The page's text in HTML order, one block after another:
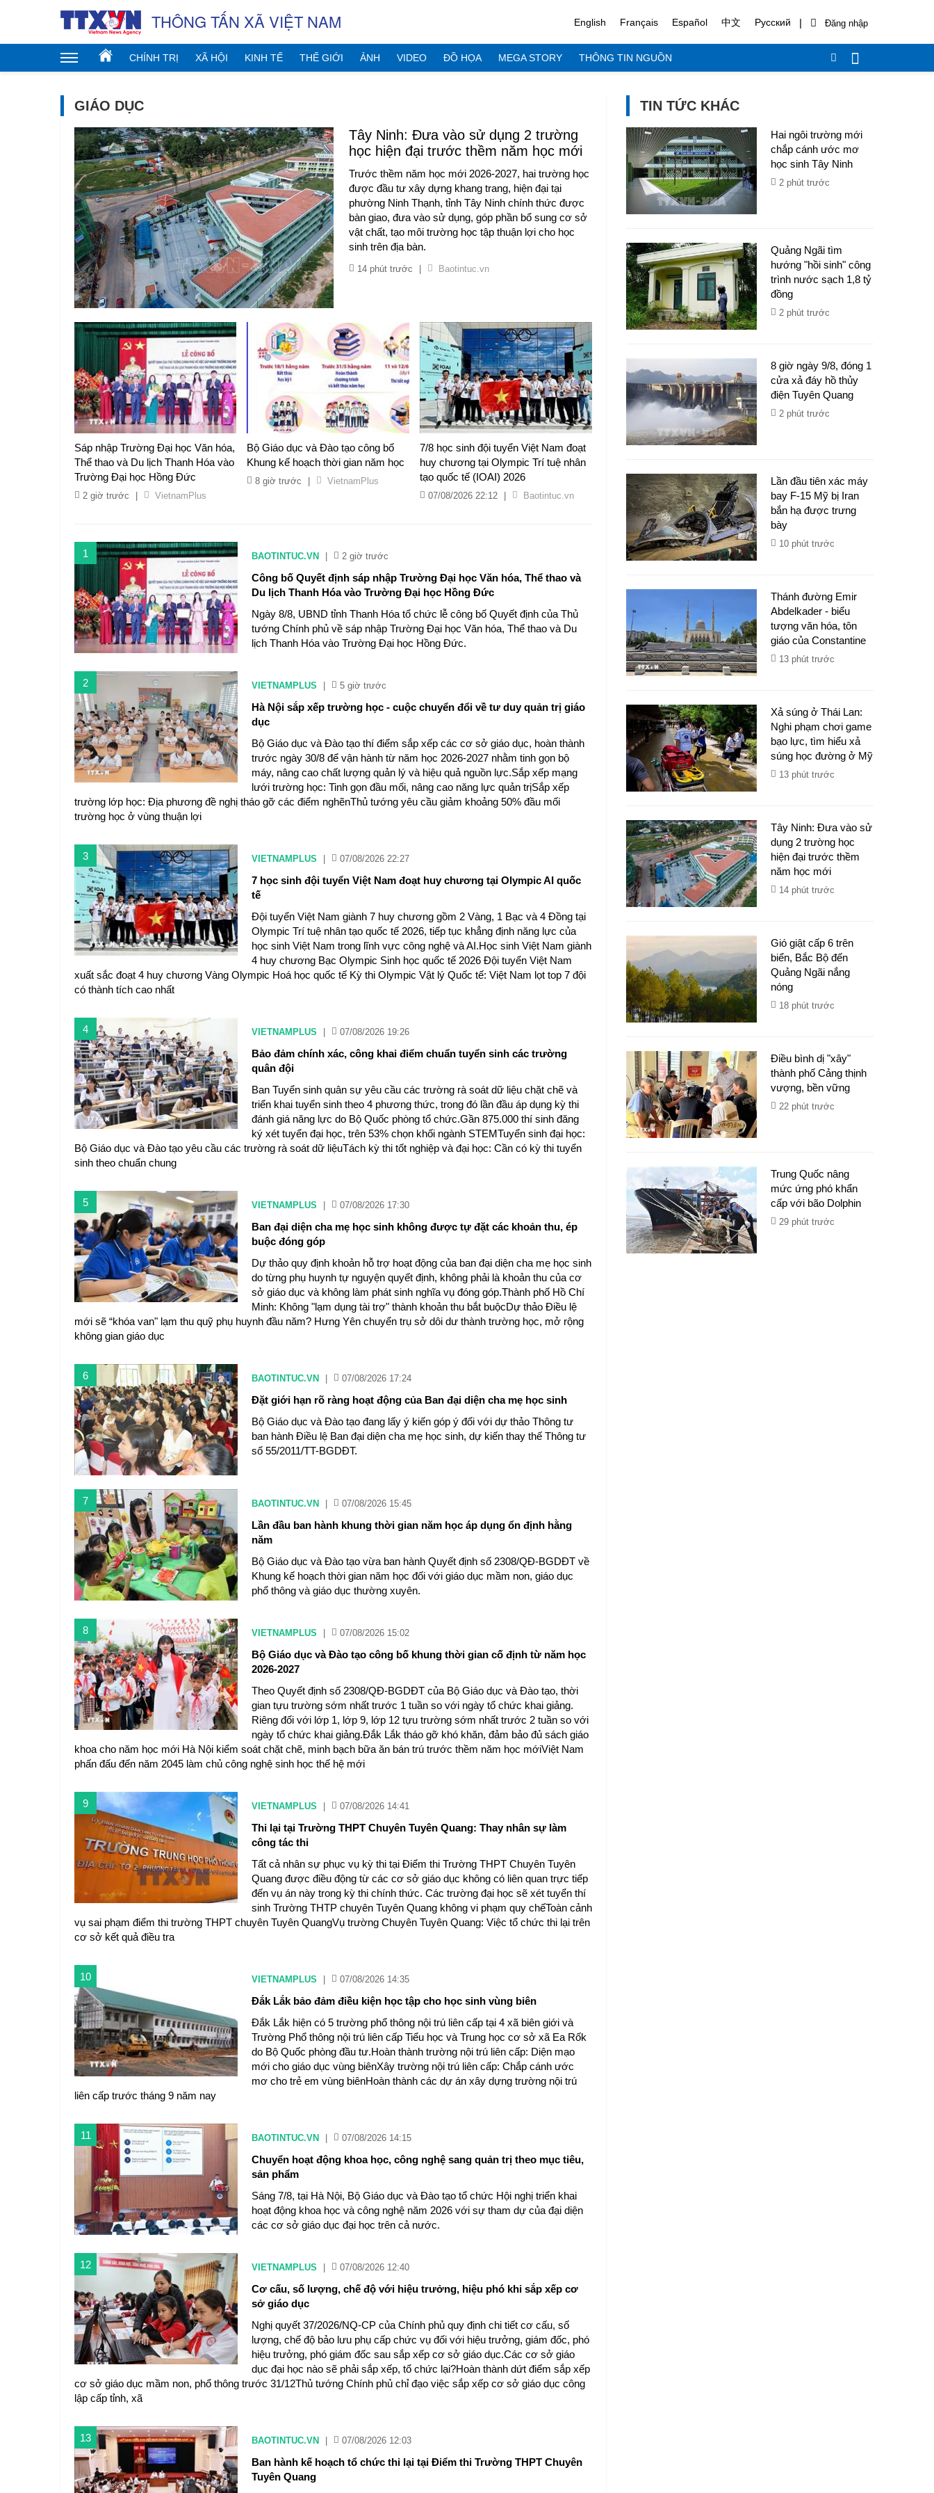
THÔNG TẤN XÃ VIỆT NAM English Français Español 中文 Русский |
CHÍNH TRỊ XÃ HỘI KINH TẾ THẾ GIỚI ẢNH VIDEO ĐỒ HỌA MEGA STORY THÔNG TIN NGUỒN
GIÁO DỤC
Tây Ninh: Đưa vào sử dụng 2 trường
học hiện đại trước thềm năm học mới
Trước thềm năm học mới 2026-2027, hai trường học
được đầu tư xây dựng khang trang, hiện đại tại
phường Ninh Thạnh, tỉnh Tây Ninh chính thức được
bàn giao, đưa vào sử dụng, góp phần bổ sung cơ sở
vật chất, tạo môi trường học tập thuận lợi cho học
sinh trên địa bàn.
14 phút trước Baotintuc.vn
Sáp nhập Trường Đại học Văn hóa,
Thể thao và Du lịch Thanh Hóa vào
Trường Đại học Hồng Đức
2 giờ trước VietnamPlus
Bộ Giáo dục và Đào tạo công bố
Khung kế hoạch thời gian năm học
8 giờ trước VietnamPlus
7/8 học sinh đội tuyển Việt Nam đoạt
huy chương tại Olympic Trí tuệ nhân
tạo quốc tế (IOAI) 2026
07/08/2026 22:12 Baotintuc.vn
1 BAOTINTUC.VN 2 giờ trước
Công bố Quyết định sáp nhập Trường Đại học Văn hóa, Thể thao và
Du lịch Thanh Hóa vào Trường Đại học Hồng Đức
Ngày 8/8, UBND tỉnh Thanh Hóa tổ chức lễ công bố Quyết định của Thủ
tướng Chính phủ về sáp nhập Trường Đại học Văn hóa, Thể thao và Du
lịch Thanh Hóa vào Trường Đại học Hồng Đức.
2 VIETNAMPLUS 5 giờ trước
Hà Nội sắp xếp trường học - cuộc chuyển đổi về tư duy quản trị giáo
dục
Bộ Giáo dục và Đào tạo thí điểm sắp xếp các cơ sở giáo dục, hoàn thành
trước ngày 30/8 để vận hành từ năm học 2026-2027 nhằm tinh gọn bộ
máy, nâng cao chất lượng quản lý và hiệu quả nguồn lực.Sắp xếp mạng
lưới trường học: Tinh gọn đầu mối, nâng cao năng lực quản trịSắp xếp
trường lớp học: Địa phương đề nghị tháo gỡ các điểm nghẽnThủ tướng yêu cầu giảm khoảng 50% đầu mối
trường học ở vùng thuận lợi
3 VIETNAMPLUS 07/08/2026 22:27
7 học sinh đội tuyển Việt Nam đoạt huy chương tại Olympic AI quốc
tế
Đội tuyển Việt Nam giành 7 huy chương gồm 2 Vàng, 1 Bạc và 4 Đồng tại
Olympic Trí tuệ nhân tạo quốc tế 2026, tiếp tục khẳng định năng lực của
học sinh Việt Nam trong lĩnh vực công nghệ và AI.Học sinh Việt Nam giành
4 huy chương Bạc Olympic Sinh học quốc tế 2026 Đội tuyển Việt Nam
xuất sắc đoạt 4 huy chương Vàng Olympic Hoá học quốc tế Kỳ thi Olympic Vật lý Quốc tế: Việt Nam lọt top 7 đội
có thành tích cao nhất
4 VIETNAMPLUS 07/08/2026 19:26
Bảo đảm chính xác, công khai điểm chuẩn tuyển sinh các trường
quân đội
Ban Tuyển sinh quân sự yêu cầu các trường rà soát dữ liệu chặt chẽ và
triển khai tuyển sinh theo 4 phương thức, trong đó lần đầu áp dụng kỳ thi
đánh giá năng lực do Bộ Quốc phòng tổ chức.Gần 875.000 thí sinh đăng
ký xét tuyển đại học, trên 53% chọn khối ngành STEMTuyển sinh đại học:
Bộ Giáo dục và Đào tạo yêu cầu các trường rà soát dữ liệuTách kỳ thi tốt nghiệp và đại học: Cần có kỳ thi tuyển
sinh theo chuẩn chung
5 VIETNAMPLUS 07/08/2026 17:30
Ban đại diện cha mẹ học sinh không được tự đặt các khoản thu, ép
buộc đóng góp
Dự thảo quy định khoản hỗ trợ hoạt động của ban đại diện cha mẹ học sinh
do từng phụ huynh tự nguyện quyết định, không phải là khoản thu của cơ
sở giáo dục và không làm phát sinh nghĩa vụ đóng góp.Thành phố Hồ Chí
Minh: Không "lạm dụng tài trợ" thành khoản thu bắt buộcDự thảo Điều lệ
mới sẽ “khóa van" lạm thu quỹ phụ huynh đầu năm? Hưng Yên chuyển trụ sở dôi dư thành trường học, mở rộng
không gian giáo dục
6 BAOTINTUC.VN 07/08/2026 17:24
Đặt giới hạn rõ ràng hoạt động của Ban đại diện cha mẹ học sinh
Bộ Giáo dục và Đào tạo đang lấy ý kiến góp ý đối với dự thảo Thông tư
ban hành Điều lệ Ban đại diện cha mẹ học sinh, dự kiến thay thế Thông tư
số 55/2011/TT-BGDĐT.
7 BAOTINTUC.VN 07/08/2026 15:45
Lần đầu ban hành khung thời gian năm học áp dụng ổn định hằng
năm
Bộ Giáo dục và Đào tạo vừa ban hành Quyết định số 2308/QĐ-BGDĐT về
Khung kế hoạch thời gian năm học đối với giáo dục mầm non, giáo dục
phổ thông và giáo dục thường xuyên.
8 VIETNAMPLUS 07/08/2026 15:02
Bộ Giáo dục và Đào tạo công bố khung thời gian cố định từ năm học
2026-2027
Theo Quyết định số 2308/QĐ-BGDĐT của Bộ Giáo dục và Đào tạo, thời
gian tựu trường sớm nhất trước 1 tuần so với ngày tổ chức khai giảng.
Riêng đối với lớp 1, lớp 9, lớp 12 tựu trường sớm nhất trước 2 tuần so với
ngày tổ chức khai giảng.Đắk Lắk tháo gỡ khó khăn, đảm bảo đủ sách giáo
khoa cho năm học mới Hà Nội kiểm soát chặt chẽ, minh bạch bữa ăn bán trú trước thềm năm học mớiViệt Nam
phấn đấu đến năm 2045 làm chủ công nghệ sinh học thế hệ mới
9 VIETNAMPLUS 07/08/2026 14:41
Thi lại tại Trường THPT Chuyên Tuyên Quang: Thay nhân sự làm
công tác thi
Tất cả nhân sự phục vụ kỳ thi tại Điểm thi Trường THPT Chuyên Tuyên
Quang được điều động từ các cơ sở giáo dục không có liên quan trực tiếp
đến vụ án này trong kỳ thi chính thức. Các trường đại học sẽ xét tuyển thí
sinh Trường THTP chuyên Tuyên Quang không vi phạm quy chếToàn cảnh
vụ sai phạm điểm thi trường THPT chuyên Tuyên QuangVụ trường Chuyên Tuyên Quang: Việc tổ chức thi lại trên
cơ sở kết quả điều tra
10 VIETNAMPLUS 07/08/2026 14:35
Đắk Lắk bảo đảm điều kiện học tập cho học sinh vùng biên
Đắk Lắk hiện có 5 trường phổ thông nội trú liên cấp tại 4 xã biên giới và
Trường Phổ thông nội trú liên cấp Tiểu học và Trung học cơ sở xã Ea Rốk
do Bộ Quốc phòng đầu tư.Hoàn thành trường nội trú liên cấp: Diện mạo
mới cho giáo dục vùng biênXây trường nội trú liên cấp: Chắp cánh ước
mơ cho trẻ em vùng biênHoàn thành các dự án xây dựng trường nội trú
liên cấp trước tháng 9 năm nay
11 BAOTINTUC.VN 07/08/2026 14:15
Chuyển hoạt động khoa học, công nghệ sang quản trị theo mục tiêu,
sản phẩm
Sáng 7/8, tại Hà Nội, Bộ Giáo dục và Đào tạo tổ chức Hội nghị triển khai
hoạt động khoa học và công nghệ năm 2026 với sự tham dự của đại diện
các cơ sở giáo dục đại học trên cả nước.
12 VIETNAMPLUS 07/08/2026 12:40
Cơ cấu, số lượng, chế độ với hiệu trưởng, hiệu phó khi sắp xếp cơ
sở giáo dục
Nghị quyết 37/2026/NQ-CP của Chính phủ quy định chi tiết cơ cấu, số
lượng, chế độ bảo lưu phụ cấp chức vụ đối với hiệu trưởng, giám đốc, phó
hiệu trưởng, phó giám đốc sau sắp xếp cơ sở giáo dục.Các cơ sở giáo
dục đại học nào sẽ phải sắp xếp, tổ chức lại?Hoàn thành dứt điểm sắp xếp
cơ sở giáo dục mầm non, phổ thông trước 31/12Thủ tướng Chính phủ chỉ đạo việc sắp xếp cơ sở giáo dục công
lập cấp tỉnh, xã
13 BAOTINTUC.VN 07/08/2026 12:03
Ban hành kế hoạch tổ chức thi lại tại Điểm thi Trường THPT Chuyên
Tuyên Quang
TIN TỨC KHÁC
Hai ngôi trường mới
chắp cánh ước mơ
học sinh Tây Ninh
2 phút trước
Quảng Ngãi tìm
hướng "hồi sinh" công
trình nước sạch 1,8 tỷ
đồng
2 phút trước
8 giờ ngày 9/8, đóng 1
cửa xả đáy hồ thủy
điện Tuyên Quang
2 phút trước
Lần đầu tiên xác máy
bay F-15 Mỹ bị Iran
bắn hạ được trưng
bày
10 phút trước
Thánh đường Emir
Abdelkader - biểu
tượng văn hóa, tôn
giáo của Constantine
13 phút trước
Xả súng ở Thái Lan:
Nghi phạm chơi game
bạo lực, tìm hiểu xả
súng học đường ở Mỹ
13 phút trước
Tây Ninh: Đưa vào sử
dụng 2 trường học
hiện đại trước thềm
năm học mới
14 phút trước
Gió giật cấp 6 trên
biển, Bắc Bộ đến
Quảng Ngãi nắng
nóng
18 phút trước
Điều bình dị "xây"
thành phố Cảng thịnh
vượng, bền vững
22 phút trước
Trung Quốc nâng
mức ứng phó khẩn
cấp với bão Dolphin
29 phút trước